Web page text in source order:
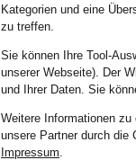
Kategorien und eine
zu treffen.
Sie können Ihre Tool-
unserer Webseite). Der
und Ihrer Daten. Sie
Weitere Informationen zu
unsere Partner durch die
Impressum.